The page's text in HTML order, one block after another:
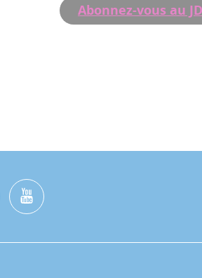
Abonnez-vous au